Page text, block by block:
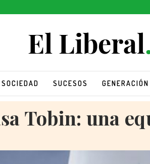
SOCIEDAD SUCESOS
Tobin: una